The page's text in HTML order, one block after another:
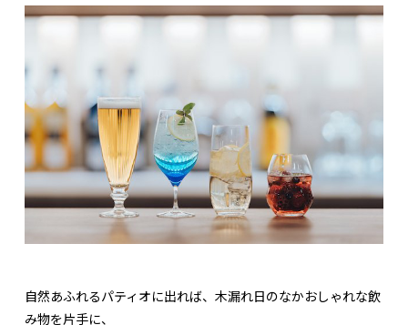
自然あふれるパティオに出れば、木漏れ日のなかおしゃれな飲
み物を片手に、